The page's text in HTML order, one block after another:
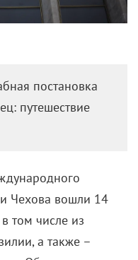
постановка
путешествие
Чехова вошли 14
том числе из
а также –